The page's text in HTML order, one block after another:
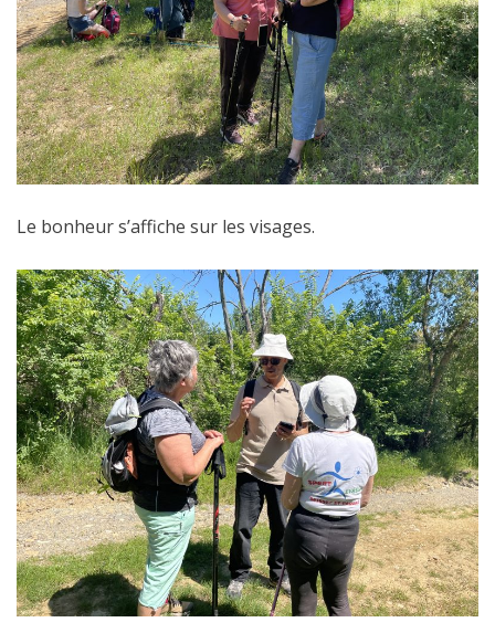
Le bonheur s’affiche sur les visages.